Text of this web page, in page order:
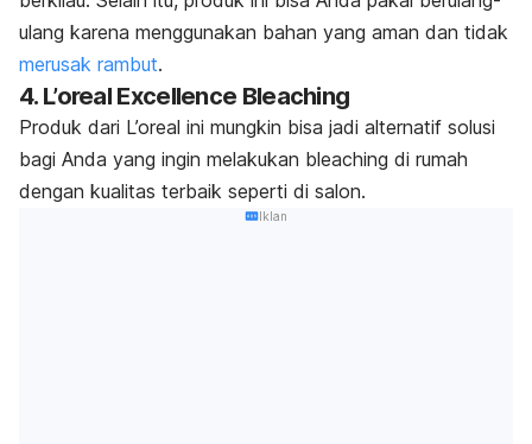
ulang karena menggunakan bahan yang aman dan tidak
merusak rambut.
4. L’oreal Excellence Bleaching
Produk dari L’oreal ini mungkin bisa jadi alternatif solusi
bagi Anda yang ingin melakukan bleaching di rumah
dengan kualitas terbaik seperti di salon.
Iklan